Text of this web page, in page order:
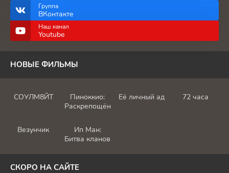
Группа
ВКонтакте
Наш канал
Youtube
НОВЫЕ ФИЛЬМЫ
СОУЛМ8ЙТ
Пиноккио:
Раскрепощённый
Её личный ад 72 часа
Везунчик
Ип Ман:
Битва кланов
СКОРО НА САЙТЕ